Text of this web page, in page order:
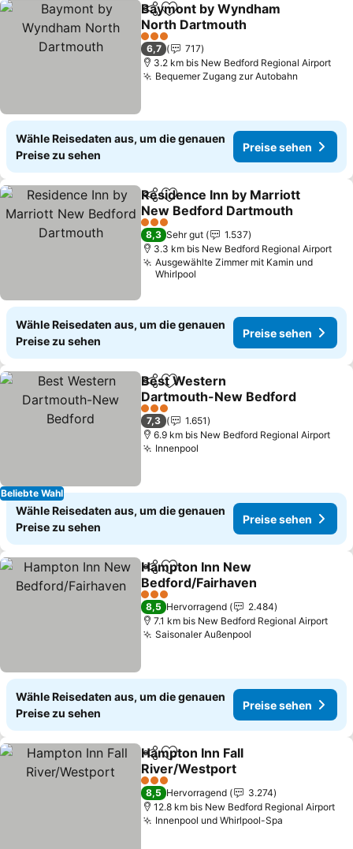
TeilenZu Favoriten hinzufügen
Baymont by Wyndham
North Dartmouth
3 Sterne
6,7
717
3.2 km bis New Bedford Regional Airport
Bequemer Zugang zur Autobahn
Wähle Reisedaten aus, um die genauen
Preise zu sehen
Preise sehen
TeilenZu Favoriten hinzufügen
Residence Inn by Marriott
New Bedford Dartmouth
3 Sterne
8,3 Sehr gut
1.537
3.3 km bis New Bedford Regional Airport
Ausgewählte Zimmer mit Kamin und
Whirlpool
Wähle Reisedaten aus, um die genauen
Preise zu sehen
Preise sehen
Beliebte Wahl
TeilenZu Favoriten hinzufügen
Best Western
Dartmouth-New Bedford
3 Sterne
7,3
1.651
6.9 km bis New Bedford Regional Airport
Innenpool
Wähle Reisedaten aus, um die genauen
Preise zu sehen
Preise sehen
TeilenZu Favoriten hinzufügen
Hampton Inn New
Bedford/Fairhaven
3 Sterne
8,5 Hervorragend
2.484
7.1 km bis New Bedford Regional Airport
Saisonaler Außenpool
Wähle Reisedaten aus, um die genauen
Preise zu sehen
Preise sehen
TeilenZu Favoriten hinzufügen
Hampton Inn Fall
River/Westport
3 Sterne
8,5 Hervorragend
3.274
12.8 km bis New Bedford Regional Airport
Innenpool und Whirlpool-Spa